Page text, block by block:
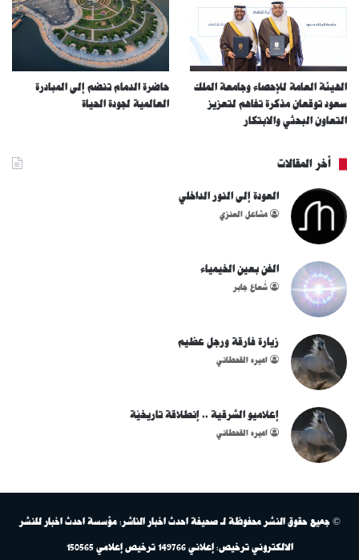
الهيئة العامة للإحصاء وجامعة الملك
سعود توقعان مذكرة تفاهم لتعزيز
التعاون البحثي والابتكار
حاضرة الدمام تنضم إلى المبادرة
العالمية لجودة الحياة
أخر المقالات
العودة إلى النور الداخلي
مشاعل العنزي
الفن بعين الخيمياء
شُعاع جابر
زيارة فارقة ورجل عظيم
اميره القحطاني
إعلاميو الشرقية .. إنطلاقة تاريخيّة
اميره القحطاني
© جميع حقوق النشر محفوظة لـ صحيفة احدث اخبار الناشر: مؤسسة احدث اخبار للنشر
الالكتروني ترخيص: إعلاني 149766 ترخيص إعلامي 150565